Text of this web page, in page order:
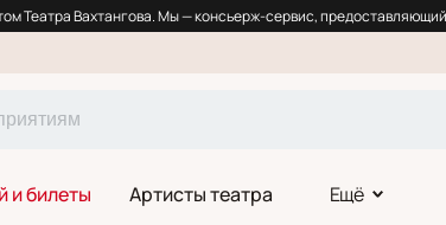
Театра Вахтангова. Мы — консьерж-сервис,
и билеты Артисты театра Ещё